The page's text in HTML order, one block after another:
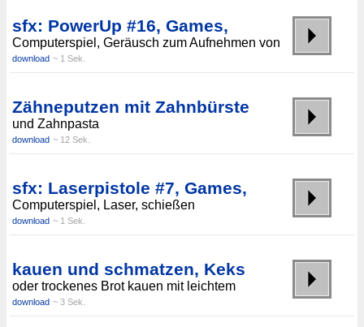
sfx: PowerUp #16, Games,
Computerspiel, Geräusch zum Aufnehmen von
download ~ 1 Sek.
Zähneputzen mit Zahnbürste
und Zahnpasta
download ~ 12 Sek.
sfx: Laserpistole #7, Games,
Computerspiel, Laser, schießen
download ~ 1 Sek.
kauen und schmatzen, Keks
oder trockenes Brot kauen mit leichtem
download ~ 3 Sek.